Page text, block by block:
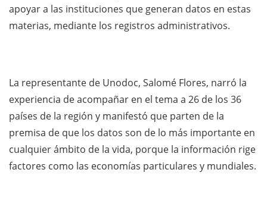
apoyar a las instituciones que generan datos en estas
materias, mediante los registros administrativos.
La representante de Unodoc, Salomé Flores, narró la
experiencia de acompañar en el tema a 26 de los 36
países de la región y manifestó que parten de la
premisa de que los datos son de lo más importante en
cualquier ámbito de la vida, porque la información rige
factores como las economías particulares y mundiales.